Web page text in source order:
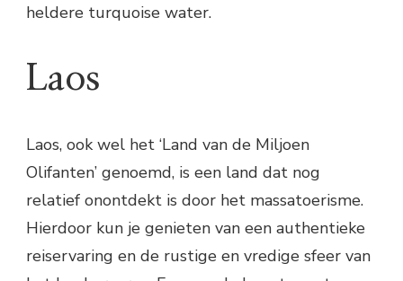
heldere turquoise water.
Laos
Laos, ook wel het ‘Land van de Miljoen
Olifanten’ genoemd, is een land dat nog
relatief onontdekt is door het massatoerisme.
Hierdoor kun je genieten van een authentieke
reiservaring en de rustige en vredige sfeer van